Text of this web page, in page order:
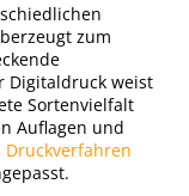
zum
Digitaldruck weist
Sortenvielfalt
Auflagen und
Druckverfahren